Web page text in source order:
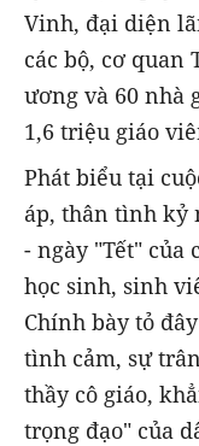
Vinh, đại diện
các bộ, cơ quan
ương và 60 nhà
1,6 triệu giáo
Phát biểu tại
áp, thân tình kỷ
- ngày "Tết" của
học sinh, sinh
Chính bày tỏ
tình cảm, sự
thầy cô giáo,
trọng đạo" của